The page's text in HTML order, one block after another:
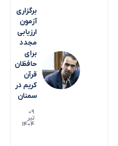
برگزاری
آزمون
ارزیابی
مجدد
برای
حافظان
قرآن
کریم در
سمنان
۰۹
تیر
۱۴۰۴